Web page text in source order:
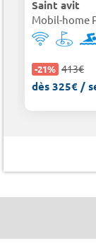
Saint avit
Mobil-home
-21% 413€
dès 325€ /